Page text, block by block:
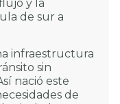
y la
de sur a
infraestructura
sin
nació este
de